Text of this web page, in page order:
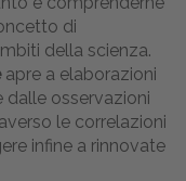
di
della scienza.
apre a elaborazioni
dalle osservazioni
le correlazioni
infine a rinnovate